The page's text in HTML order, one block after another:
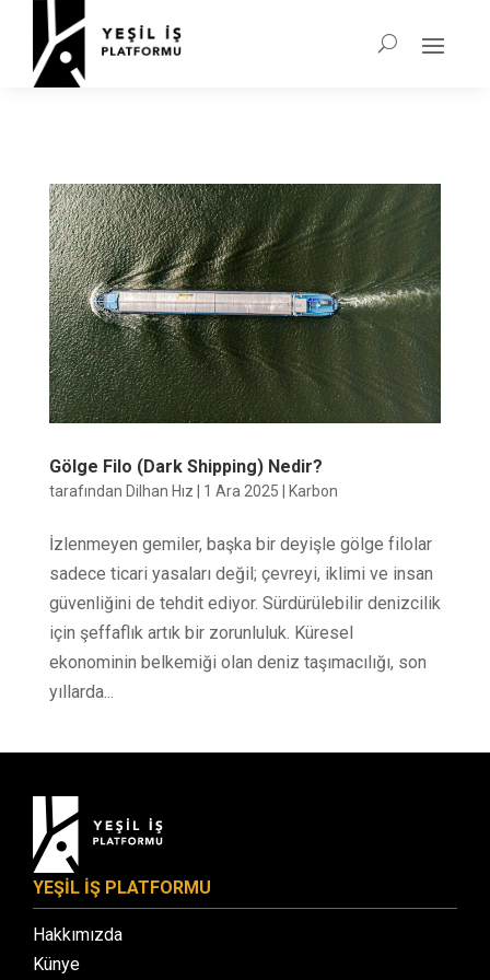
Gölge Filo (Dark Shipping) Nedir?
tarafından Dilhan Hız | 1 Ara 2025 | Karbon
İzlenmeyen gemiler, başka bir deyişle gölge filolar
sadece ticari yasaları değil; çevreyi, iklimi ve insan
güvenliğini de tehdit ediyor. Sürdürülebilir denizcilik
için şeffaflık artık bir zorunluluk. Küresel
ekonominin belkemiği olan deniz taşımacılığı, son
yıllarda...
YEŞİL İŞ PLATFORMU
Hakkımızda
Künye